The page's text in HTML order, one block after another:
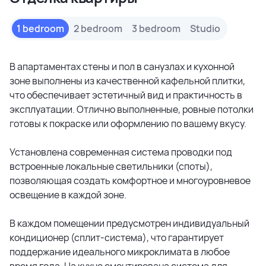
зеленые зоны.
Застройщик внедрил солнечные панели, систему
рециркуляции воды, энергоэффективные технологии и
использует экоматериалы, что позволяет жителям
экономить до 40% на коммунальных платежах.
Окончание строительства запланировано на 3 квартал
1 bedroom 2 bedroom 3 bedroom Studio
В апартаментах стены и пол в санузлах и кухонной
зоне выполнены из качественной кафельной плитки,
что обеспечивает эстетичный вид и практичность в
эксплуатации. Отлично выполненные, ровные потолки
готовы к покраске или оформлению по вашему вкусу.
Установлена современная система проводки под
встроенные локальные светильники (споты),
позволяющая создать комфортное и многоуровневое
освещение в каждой зоне.
В каждом помещении предусмотрен индивидуальный
кондиционер (сплит-система), что гарантирует
поддержание идеального микроклимата в любое